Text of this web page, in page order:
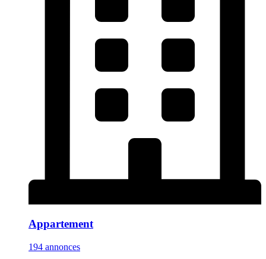
Appartement
194 annonces